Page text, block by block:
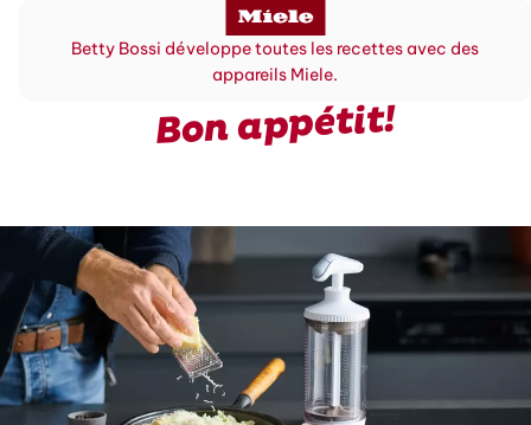
Betty Bossi développe toutes les recettes avec des
appareils Miele.
Bon appétit!